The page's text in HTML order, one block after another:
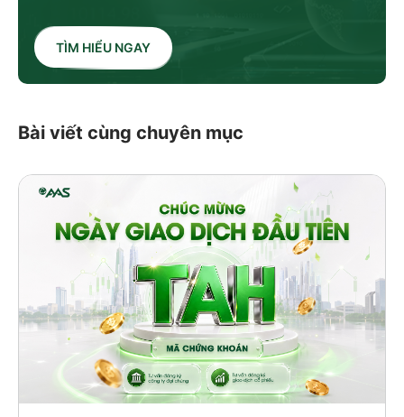
TÌM HIỂU NGAY
Bài viết cùng chuyên mục